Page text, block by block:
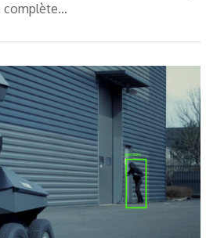
complète…